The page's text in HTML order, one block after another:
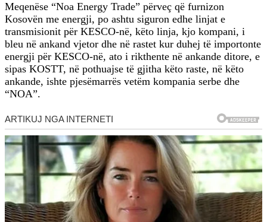
Meqenëse “Noa Energy Trade” përveç që furnizon
Kosovën me energji, po ashtu siguron edhe linjat e
transmisionit për KESCO-në, këto linja, kjo kompani, i
bleu në ankand vjetor dhe në rastet kur duhej të importonte
energji për KESCO-në, ato i rikthente në ankande ditore, e
sipas KOSTT, në pothuajse të gjitha këto raste, në këto
ankande, ishte pjesëmarrës vetëm kompania serbe dhe
“NOA”.